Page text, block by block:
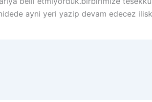
ayni yeri yazip devam edecez